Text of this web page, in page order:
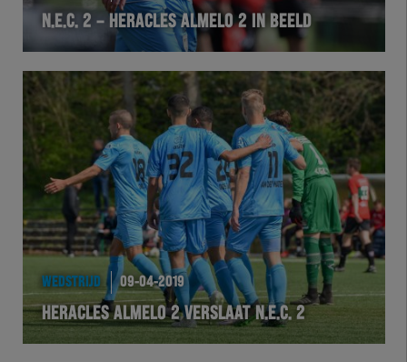
Natuurgras
Wedstrijd
Heracles
BusinessClub
Foundation
N.E.C. 2 – HERACLES ALMELO 2 IN BEELD
WEDSTRIJD 09-04-2019
HERACLES ALMELO 2 VERSLAAT N.E.C. 2